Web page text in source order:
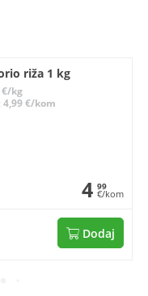
riža 1 kg
€/kg
4,99 €/kom
4 99
€/kom
Dodaj